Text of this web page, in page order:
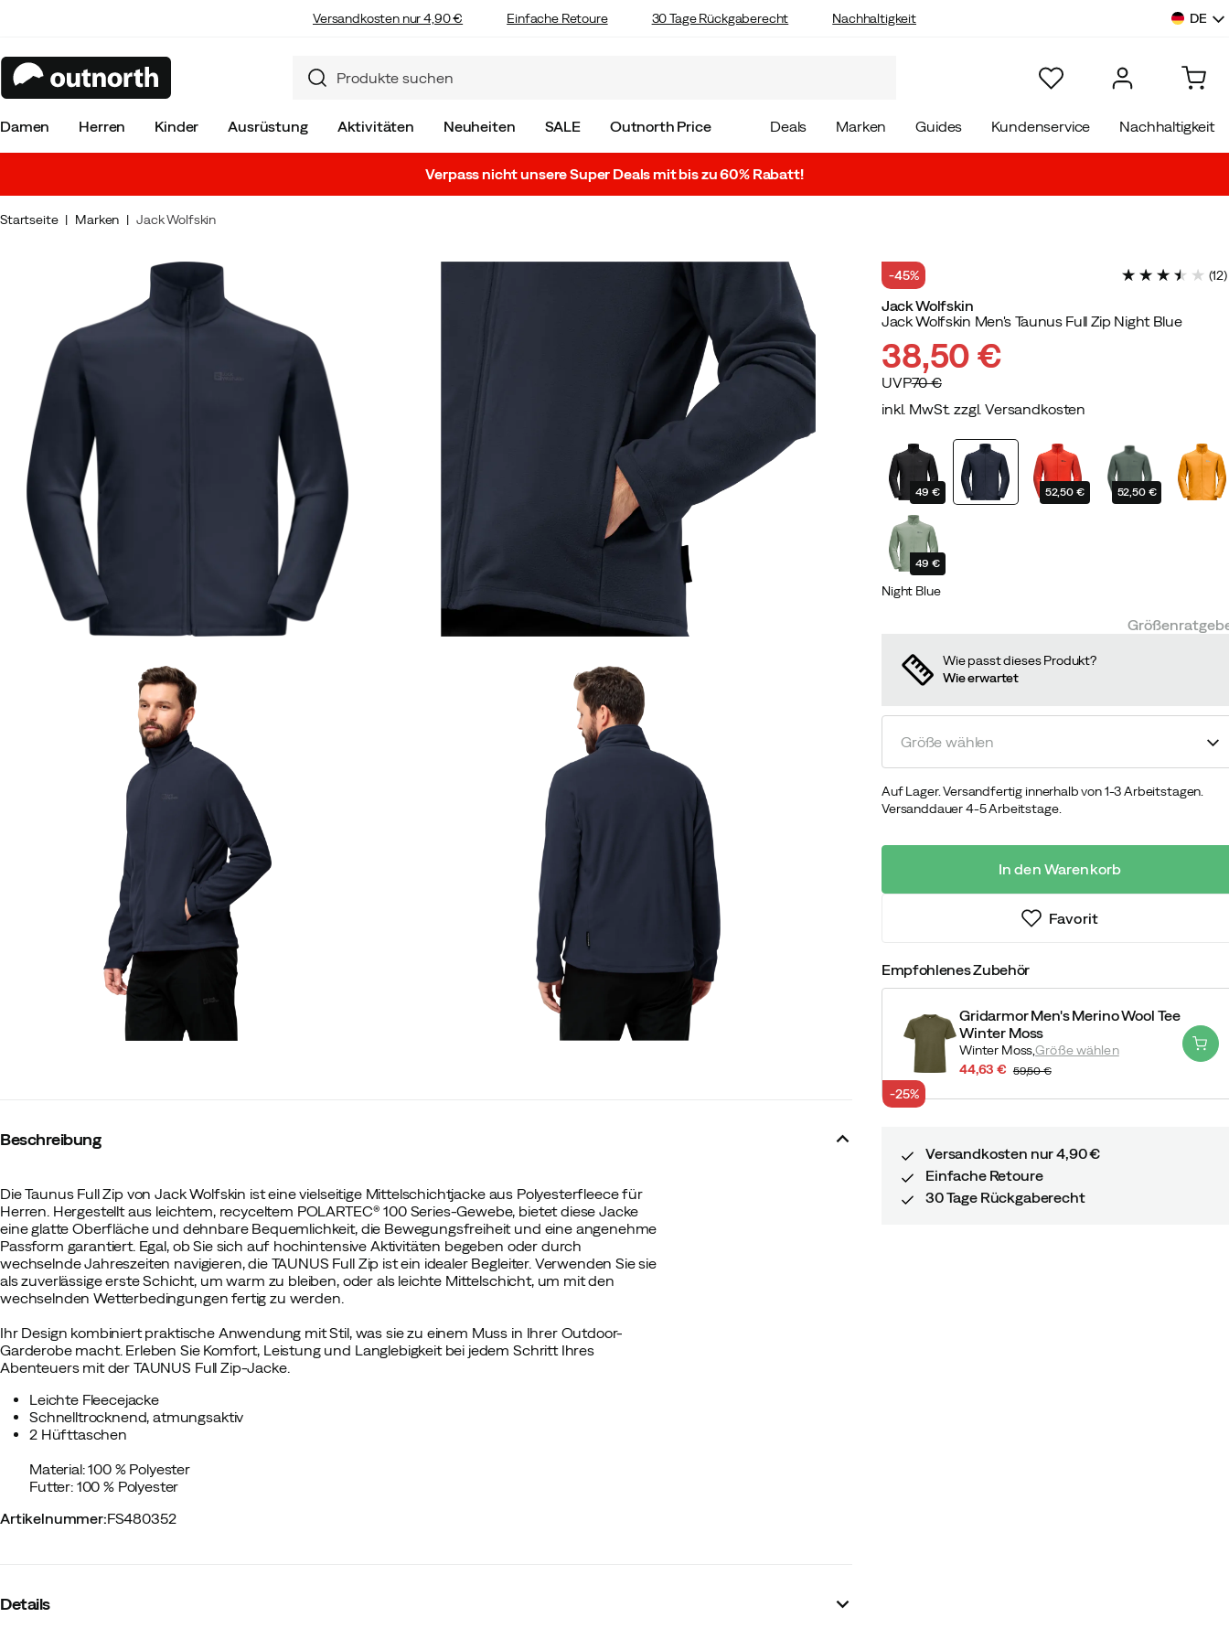
Versandkosten nur 4,90 € Einfache Retoure 30 Tage Rückgaberecht Nachhaltigkeit DE
Damen Herren Kinder Ausrüstung Aktivitäten Neuheiten SALE Outnorth Price Deals Marken Guides Kundenservice Nachhaltigkeit
Verpass nicht unsere Super Deals mit bis zu 60% Rabatt!
Startseite Marken Jack Wolfskin
Beschreibung
Die Taunus Full Zip von Jack Wolfskin ist eine vielseitige Mittelschichtjacke aus Polyesterfleece für
Herren. Hergestellt aus leichtem, recyceltem POLARTEC® 100 Series-Gewebe, bietet diese Jacke
eine glatte Oberfläche und dehnbare Bequemlichkeit, die Bewegungsfreiheit und eine angenehme
Passform garantiert. Egal, ob Sie sich auf hochintensive Aktivitäten begeben oder durch
wechselnde Jahreszeiten navigieren, die TAUNUS Full Zip ist ein idealer Begleiter. Verwenden Sie sie
als zuverlässige erste Schicht, um warm zu bleiben, oder als leichte Mittelschicht, um mit den
wechselnden Wetterbedingungen fertig zu werden.
Ihr Design kombiniert praktische Anwendung mit Stil, was sie zu einem Muss in Ihrer Outdoor-
Garderobe macht. Erleben Sie Komfort, Leistung und Langlebigkeit bei jedem Schritt Ihres
Abenteuers mit der TAUNUS Full Zip-Jacke.
Leichte Fleecejacke
Schnelltrocknend, atmungsaktiv
2 Hüfttaschen
Material: 100 % Polyester
Futter: 100 % Polyester
Artikelnummer:FS480352
Details
-45% (12)
Jack Wolfskin
Jack Wolfskin Men's Taunus Full Zip Night Blue
discounted
price
38,50 €
original
price
UVP70 €
inkl. MwSt. zzgl. Versandkosten
49 € 52,50 € 52,50 €
49 €
Night Blue
Wie passt dieses Produkt?
Wie erwartet
Größe wählen
Auf Lager. Versandfertig innerhalb von 1-3 Arbeitstagen.
Versanddauer 4-5 Arbeitstage.
In den Warenkorb
Favorit
Empfohlenes Zubehör
Gridarmor Men's Merino Wool Tee
Winter Moss
Winter Moss,Größe wählen
44,63 € 59,50 €
-25%
Versandkosten nur 4,90 €
Einfache Retoure
30 Tage Rückgaberecht